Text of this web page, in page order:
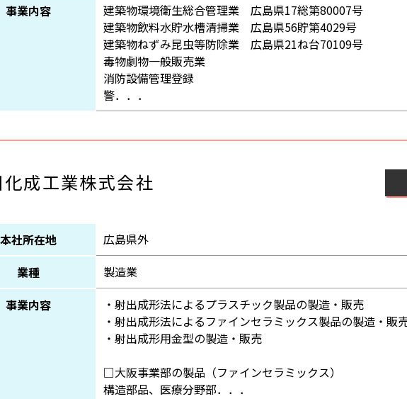
事業内容
建築物環境衛生総合管理業 広島県17総第80007号
建築物飲料水貯水槽清掃業 広島県56貯第4029号
建築物ねずみ昆虫等防除業 広島県21ね台70109号
毒物劇物一般販売業
消防設備管理登録
警．．．
成工業株式会社
本社所在地
広島県外
業種
製造業
事業内容
・射出成形法によるプラスチック製品の製造・販売
・射出成形法によるファインセラミックス製品の製造・販
・射出成形用金型の製造・販売
□大阪事業部の製品（ファインセラミックス）
構造部品、医療分野部．．．